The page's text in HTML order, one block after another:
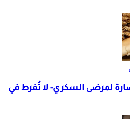
ضارة لمرضى السكري- لا تُفرط في